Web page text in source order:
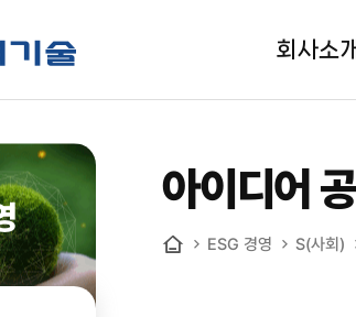
회사소개
아이디어
ESG 경영 S(사회)